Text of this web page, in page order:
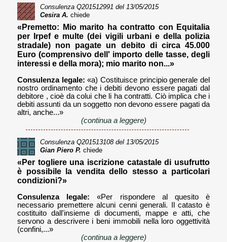
Consulenza Q201512991 del 13/05/2015
Cesira A. chiede
«Premetto: Mio marito ha contratto con Equitalia
per Irpef e multe (dei vigili urbani e della polizia
stradale) non pagate un debito di circa 45.000
Euro (comprensivo dell' importo delle tasse, degli
interessi e della mora); mio marito non...»
Consulenza legale: «a) Costituisce principio generale del
nostro ordinamento che i debiti devono essere pagati dal
debitore , cioè da colui che li ha contratti. Ciò implica che i
debiti assunti da un soggetto non devono essere pagati da
altri, anche...»
(continua a leggere)
Consulenza Q201513108del 13/05/2015
Gian Piero P. chiede
«Per togliere una iscrizione catastale di usufrutto
è possibile la vendita dello stesso a particolari
condizioni?»
Consulenza legale: «Per rispondere al quesito è
necessario premettere alcuni cenni generali. Il catasto è
costituito dall'insieme di documenti, mappe e atti, che
servono a descrivere i beni immobili nella loro oggettività
(confini,...»
(continua a leggere)